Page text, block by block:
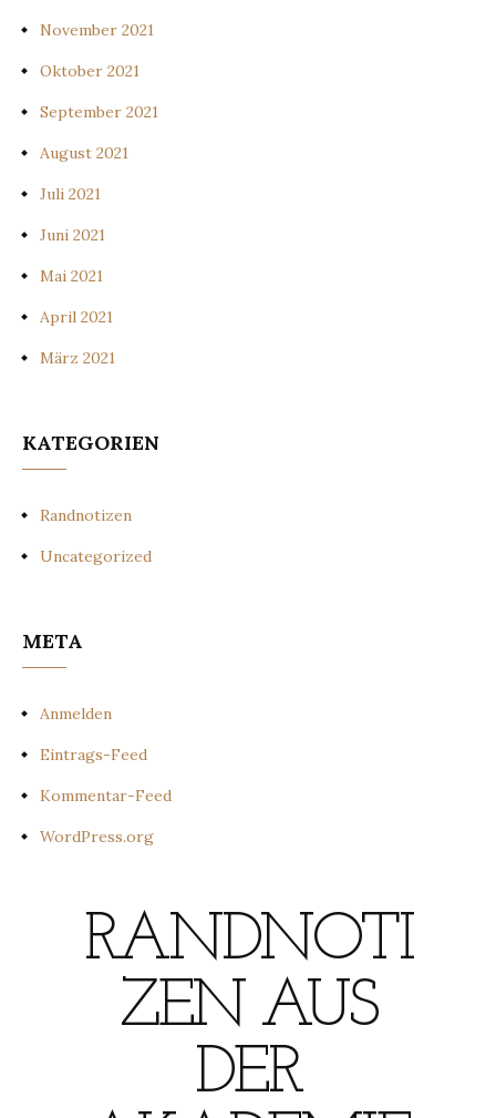
November 2021
Oktober 2021
September 2021
August 2021
Juli 2021
Juni 2021
Mai 2021
April 2021
März 2021
KATEGORIEN
Randnotizen
Uncategorized
META
Anmelden
Eintrags-Feed
Kommentar-Feed
WordPress.org
RANDNOTI
ZEN AUS
DER